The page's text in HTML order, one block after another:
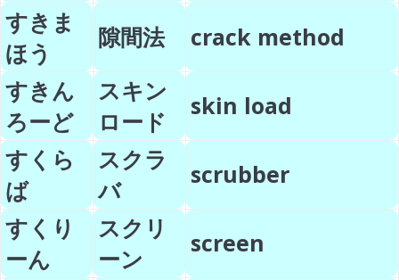
すきま
ほう
隙間法
crack method
すきん
ろーど
スキン
ロード
skin load
すくら
ば
スクラ
バ
scrubber
すくり
ーん
スクリ
ーン
screen